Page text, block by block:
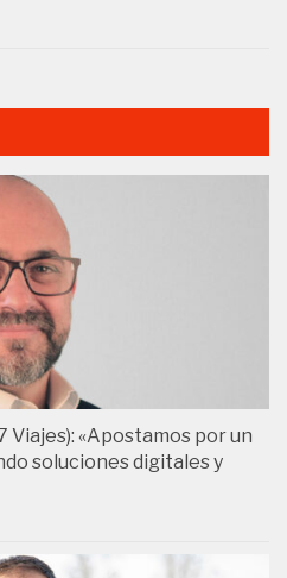
Viajes): «Apostamos por un
soluciones digitales y